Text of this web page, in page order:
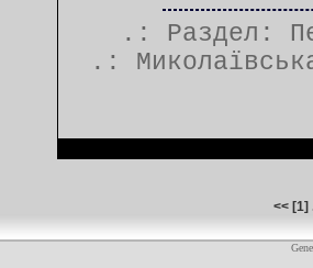
.: Раздел:
.:
<< [1]